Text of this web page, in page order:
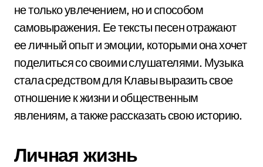
не только увлечением, но и способом
самовыражения. Ее тексты песен отражают
ее личный опыт и эмоции, которыми она хочет
поделиться со своими слушателями. Музыка
стала средством для Клавы выразить свое
отношение к жизни и общественным
явлениям, а также рассказать свою историю.
Личная жизнь